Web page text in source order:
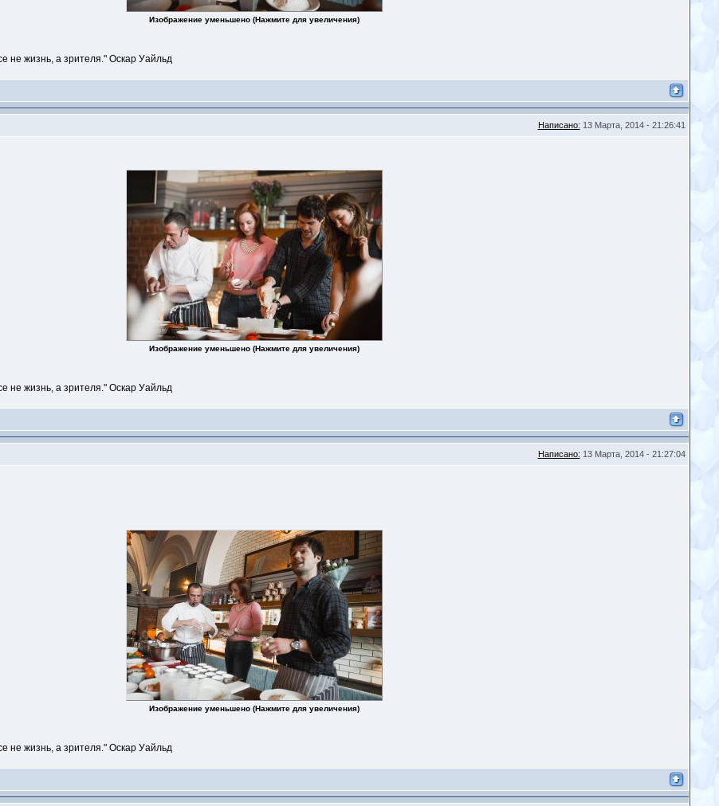
Изображение уменьшено (Нажмите для увеличения)
не жизнь, а зрителя." Оскар Уайльд
Написано: 13 Марта, 2014 - 21:26:41
Изображение уменьшено (Нажмите для увеличения)
не жизнь, а зрителя." Оскар Уайльд
Написано: 13 Марта, 2014 - 21:27:04
Изображение уменьшено (Нажмите для увеличения)
не жизнь, а зрителя." Оскар Уайльд